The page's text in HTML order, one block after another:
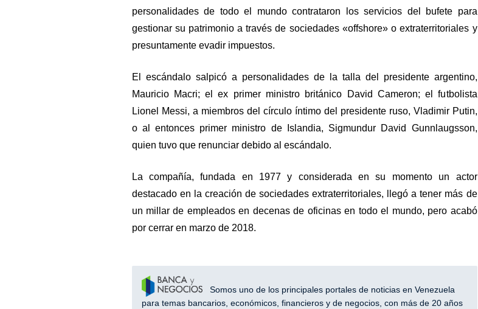
personalidades de todo el mundo contrataron los servicios del bufete para
gestionar su patrimonio a través de sociedades «offshore» o extraterritoriales y
presuntamente evadir impuestos.
El escándalo salpicó a personalidades de la talla del presidente argentino,
Mauricio Macri; el ex primer ministro británico David Cameron; el futbolista
Lionel Messi, a miembros del círculo íntimo del presidente ruso, Vladimir Putin,
o al entonces primer ministro de Islandia, Sigmundur David Gunnlaugsson,
quien tuvo que renunciar debido al escándalo.
La compañía, fundada en 1977 y considerada en su momento un actor
destacado en la creación de sociedades extraterritoriales, llegó a tener más de
un millar de empleados en decenas de oficinas en todo el mundo, pero acabó
por cerrar en marzo de 2018.
Somos uno de los principales portales de noticias en Venezuela
para temas bancarios, económicos, financieros y de negocios, con más de 20 años